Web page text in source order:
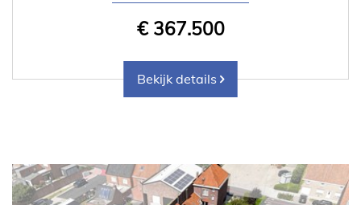
€ 367.500
Bekijk details